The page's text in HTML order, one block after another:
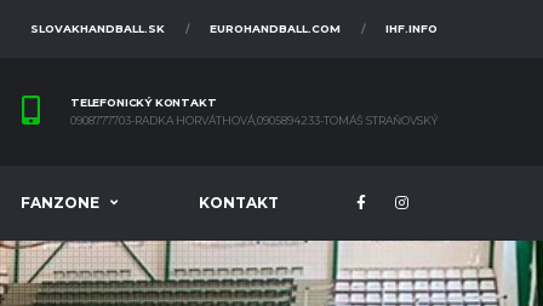
SLOVAKHANDBALL.SK EUROHANDBALL.COM IHF.INFO
TELEFONICKÝ KONTAKT
0908777703-RADKA HORVÁTHOVÁ,0905894233-TOMÁŠ STRAŇOVSKÝ
FANZONE KONTAKT